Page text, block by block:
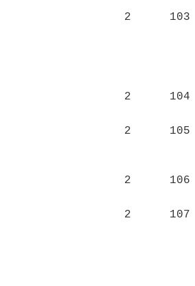
2 103
2 104
2 105
2 106
2 107